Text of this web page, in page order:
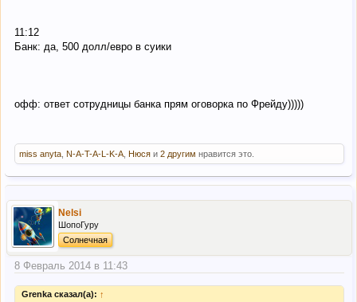
11:12
Банк: да, 500 долл/евро в суики
офф: ответ сотрудницы банка прям оговорка по Фрейду)))))
miss anyta N-A-T-A-L-K-A Нюся и 2 другим нравится это.
Nelsi
ШопоГуру
Солнечная
8 Февраль 2014 в 11:43
Grenka сказал(а): ↑